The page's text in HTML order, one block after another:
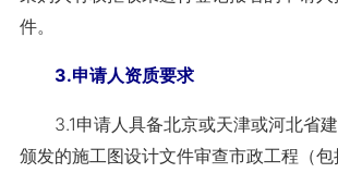
件。
3.申请人资质要求
3.1申请人具备北京或天津或河北省建
颁发的施工图设计文件审查市政工程（